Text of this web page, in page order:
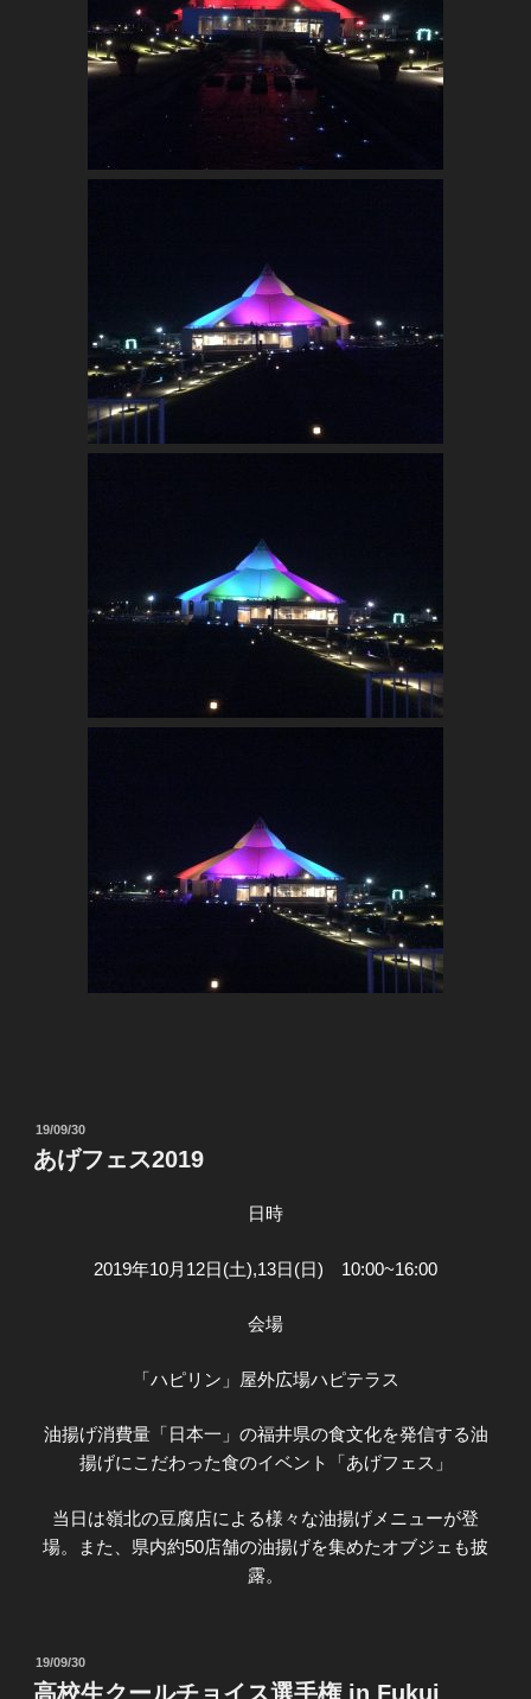
投
稿
日:
19/09/30
あげフェス2019
日時
2019年10月12日(土),13日(日) 10:00~16:00
会場
「ハピリン」屋外広場ハピテラス
油揚げ消費量「日本一」の福井県の食文化を発信する油
揚げにこだわった食のイベント「あげフェス」
当日は嶺北の豆腐店による様々な油揚げメニューが登
場。また、県内約50店舗の油揚げを集めたオブジェも披
露。
投
稿
19/09/30
高校生クールチョイス選手権 in Fukui